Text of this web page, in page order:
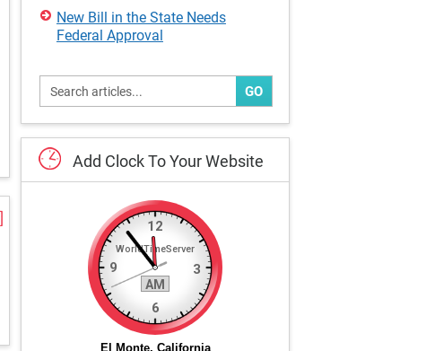
New Bill in the State Needs
Federal Approval
GO
Add ClockToYourWebsite